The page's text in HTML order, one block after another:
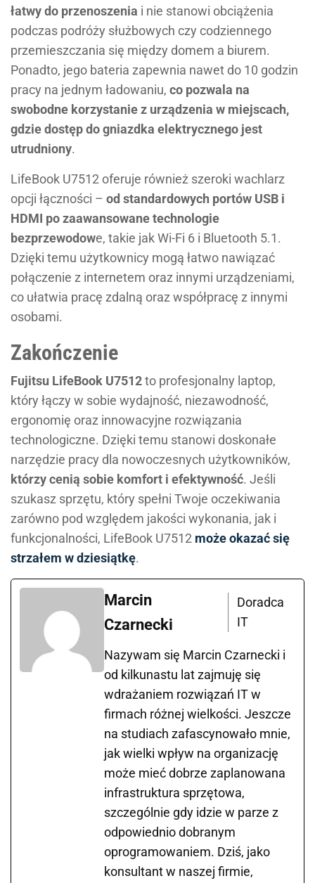
łatwy do przenoszenia i nie stanowi obciążenia
podczas podróży służbowych czy codziennego
przemieszczania się między domem a biurem.
Ponadto, jego bateria zapewnia nawet do 10 godzin
pracy na jednym ładowaniu, co pozwala na
swobodne korzystanie z urządzenia w miejscach,
gdzie dostęp do gniazdka elektrycznego jest
utrudniony.
LifeBook U7512 oferuje również szeroki wachlarz
opcji łączności – od standardowych portów USB i
HDMI po zaawansowane technologie
bezprzewodowe, takie jak Wi-Fi 6 i Bluetooth 5.1.
Dzięki temu użytkownicy mogą łatwo nawiązać
połączenie z internetem oraz innymi urządzeniami,
co ułatwia pracę zdalną oraz współpracę z innymi
osobami.
Zakończenie
Fujitsu LifeBook U7512to profesjonalny laptop,
który łączy w sobie wydajność, niezawodność,
ergonomię oraz innowacyjne rozwiązania
technologiczne. Dzięki temu stanowi doskonałe
narzędzie pracy dla nowoczesnych użytkowników,
którzy cenią sobie komfort i efektywność. Jeśli
szukasz sprzętu, który spełni Twoje oczekiwania
zarówno pod względem jakości wykonania, jak i
funkcjonalności, LifeBook U7512 może okazać się
strzałem w dziesiątkę.
Marcin
Czarnecki
Doradca
IT
Nazywam się Marcin Czarnecki i
od kilkunastu lat zajmuję się
wdrażaniem rozwiązań IT w
firmach różnej wielkości. Jeszcze
na studiach zafascynowało mnie,
jak wielki wpływ na organizację
może mieć dobrze zaplanowana
infrastruktura sprzętowa,
szczególnie gdy idzie w parze z
odpowiednio dobranym
oprogramowaniem. Dziś, jako
konsultant w naszej firmie,